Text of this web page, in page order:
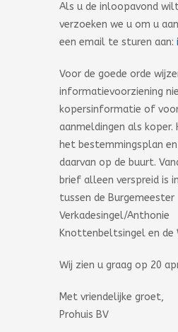
Als u de inloopavond
verzoeken we u om u
een email te sturen aan:
Voor de goede orde
informatievoorziening
kopersinformatie of
aanmeldingen als koper.
het bestemmingsplan
daarvan op de buurt.
brief alleen verspreid is
tussen de Burgemeester
Verkadesingel/Anthonie
Knottenbeltsingel en de
Wij zien u graag op 20
Met vriendelijke groet,
Prohuis BV